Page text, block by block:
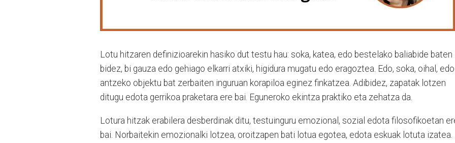
Lotu hitzaren definizioarekin hasiko dut testu hau: soka, katea, edo bestelako baliabide baten
bidez, bi gauza edo gehiago elkarri atxiki, higidura mugatu edo eragoztea. Edo, soka, oihal, edo
antzeko objektu bat zerbaiten inguruan korapiloa eginez finkatzea. Adibidez, zapatak lotzen
ditugu edota gerrikoa praketara ere bai. Eguneroko ekintza praktiko eta zehatza da.
Lotura hitzak erabilera desberdinak ditu, testuinguru emozional, sozial edota filosofikoetan
bai. Norbaitekin emozionalki lotzea, oroitzapen bati lotua egotea, edota eskuak lotuta izatea.